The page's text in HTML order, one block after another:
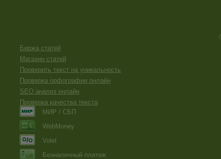
Биржа статей
Магазин статей
Проверить текст на уникальность
Проверка орфографии онлайн
SEO анализ онлайн
Проверка качества текста
МИР / СБП
WebMoney
Volet
Безналичный платеж